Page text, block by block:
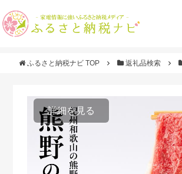
ふるさと納税ナビ TOP 返礼品検索
詳細を見る